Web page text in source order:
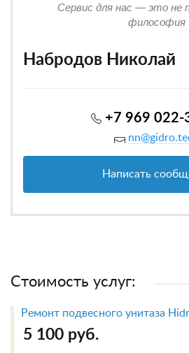
Набродов Николай
+7 969 022-
Написать
Сервис для нас — это не
философия
Стоимость услуг:
Ремонт подвесного унитаза
5 100 руб.